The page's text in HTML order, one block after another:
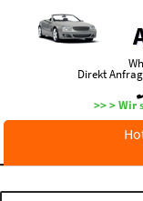
Direkt
>> > Wir